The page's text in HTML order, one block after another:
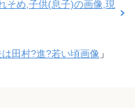
そめ,子供(息子)の画像,現
田村?進?若い頃画像 」